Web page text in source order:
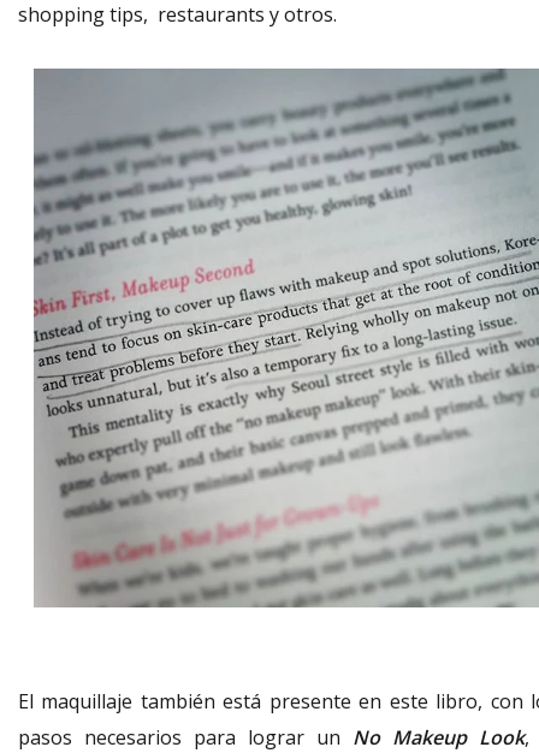
shopping tips, restaurants y otros.
El maquillaje también está presente en este libro, con
pasos necesarios para lograr un No Makeup Look,